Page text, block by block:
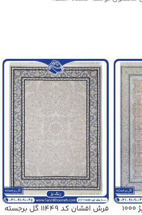
فرش طرح افشان خشتی بژ 1000
فرش افشان کد 11449 گل برجسته